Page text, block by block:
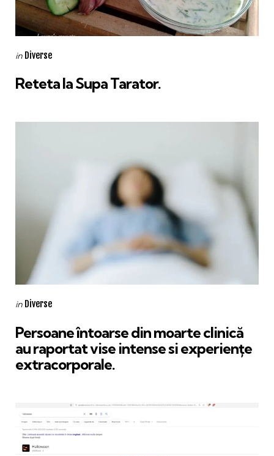
Categories
Posted
in Diverse
Reteta la Supa Tarator.
Categories
Posted
in Diverse
Persoane întoarse din moarte clinică
au raportat vise intense si experiențe
extracorporale.